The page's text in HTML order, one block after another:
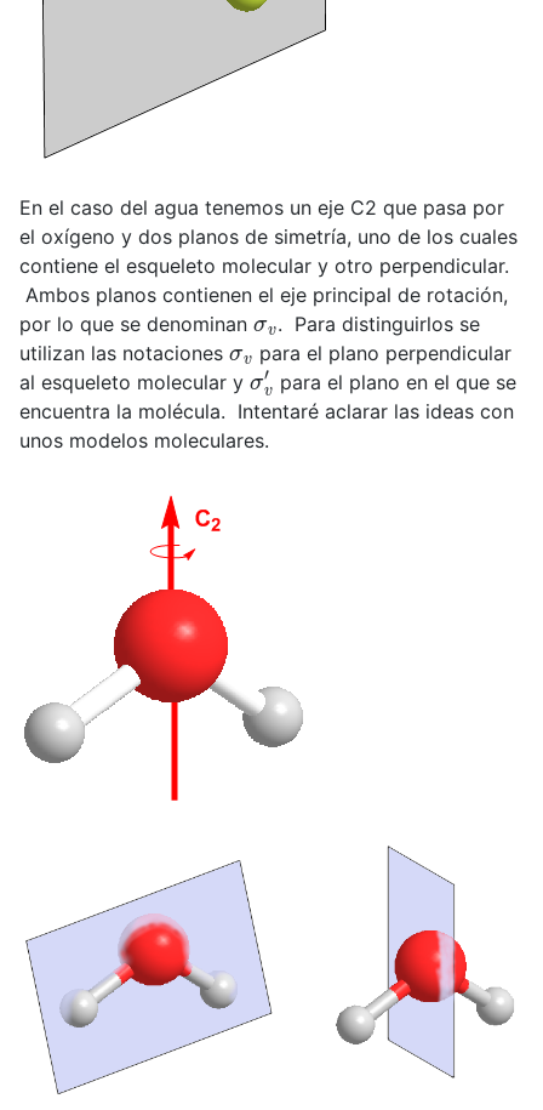
En el caso del agua tenemos un eje C2 que pasa por
el oxígeno y dos planos de simetría, uno de los cuales
contiene el esqueleto molecular y otro perpendicular.
Ambos planos contienen el eje principal de rotación,
por lo que se denominan σv . Para distinguirlos se
utilizan las notaciones σvpara el plano perpendicular
al esqueleto molecular y σv′para el plano en el que se
encuentra la molécula. Intentaré aclarar las ideas con
unos modelos moleculares.